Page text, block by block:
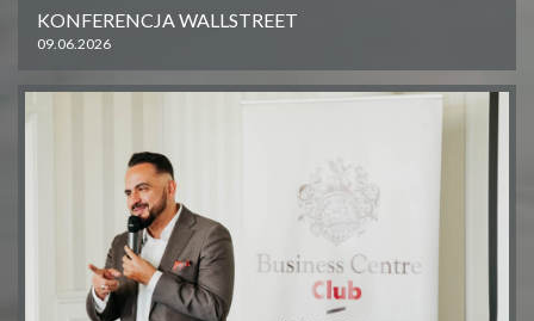
KONFERENCJA WALLSTREET
09.06.2026